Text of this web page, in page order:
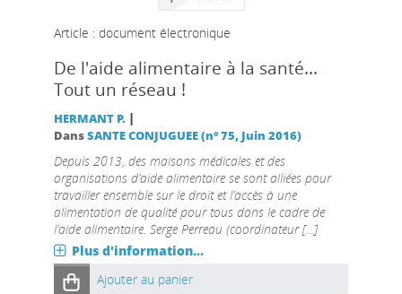
Article : document électronique
De l'aide alimentaire à la santé...
Tout un réseau !
HERMANT P. |
DansSANTE CONJUGUEE (n° 75, Juin 2016)
Depuis 2013, des maisons médicales et des
organisations d’aide alimentaire se sont alliées pour
travailler ensemble sur le droit et l’accès à une
alimentation de qualité pour tous dans le cadre de
l’aide alimentaire. Serge Perreau (coordinateur [...]
Plus d'information...
Ajouter au panier